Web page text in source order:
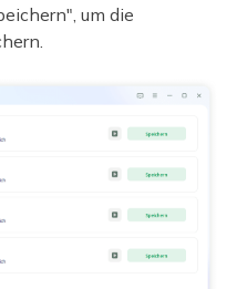
um die